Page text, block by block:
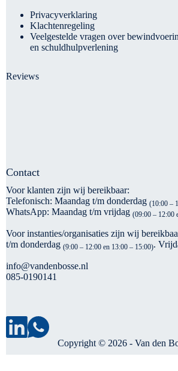
Privacyverklaring
Klachtenregeling
Veelgestelde vragen over
en schuldhulpverlening
Reviews
Contact
Voor klanten zijn wij bereikbaar:
Telefonisch: Maandag t/m donderdag (10:00 –
WhatsApp: Maandag t/m vrijdag (09:00 – 12:00
Voor instanties/organisaties zijn wij
t/m donderdag (9:00 – 12:00 en 13:00 – 15:00).
info@vandenbosse.nl
085-0190141
Copyright © 2026 - Van den